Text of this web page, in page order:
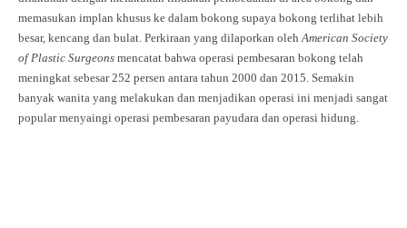
memasukan implan khusus ke dalam bokong supaya bokong terlihat lebih
besar, kencang dan bulat. Perkiraan yang dilaporkan olehAmerican Society
of Plastic Surgeons mencatat bahwa operasi pembesaran bokong telah
meningkat sebesar 252 persen antara tahun 2000 dan 2015. Semakin
banyak wanita yang melakukan dan menjadikan operasi ini menjadi sangat
popular menyaingi operasi pembesaran payudara dan operasi hidung.